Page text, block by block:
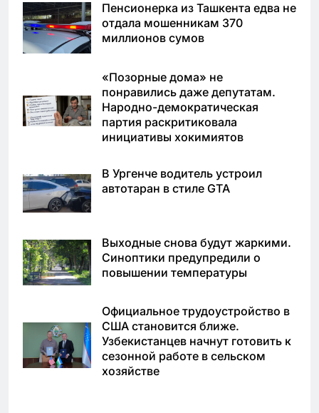
Пенсионерка из Ташкента едва не
отдала мошенникам 370
миллионов сумов
«Позорные дома» не
понравились даже депутатам.
Народно-демократическая
партия раскритиковала
инициативы хокимиятов
В Ургенче водитель устроил
автотаран в стиле GTA
Выходные снова будут жаркими.
Синоптики предупредили о
повышении температуры
Официальное трудоустройство в
США становится ближе.
Узбекистанцев начнут готовить к
сезонной работе в сельском
хозяйстве